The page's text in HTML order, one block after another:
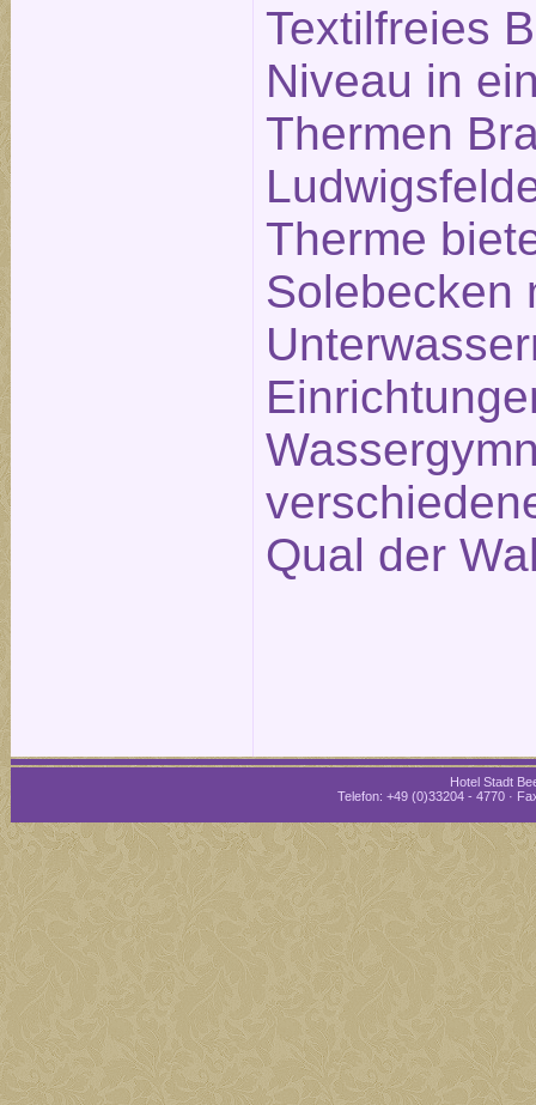
Textilfreies
Niveau in
Thermen
Therme
Solebecken
Qual der
Hotel Stadt
Telefon: +49 (0)33204 - 4770 ·